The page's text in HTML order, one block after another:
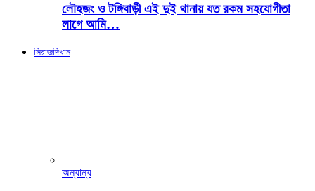
লৌহজং ও টঙ্গিবাড়ী এই দুই থানায় যত রকম সহযোগীতা
লাগে আমি…
সিরাজদিখান
অন্যান্য